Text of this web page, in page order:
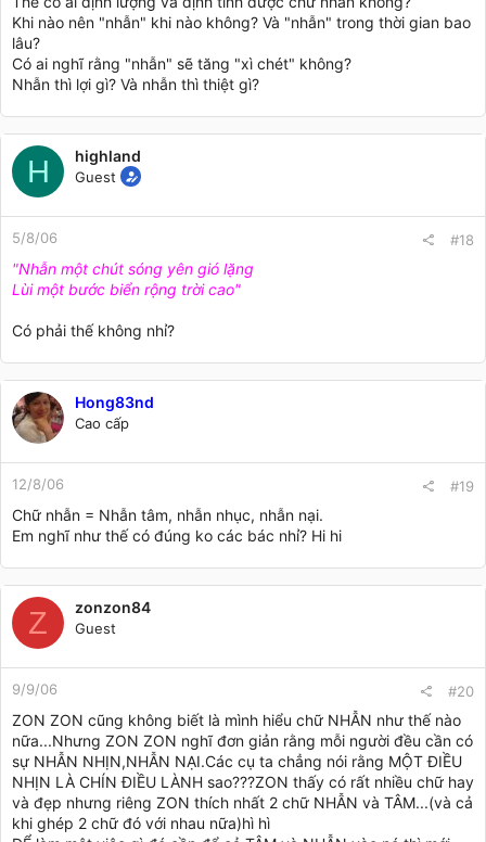
Khi nào nên "nhẫn" khi nào không? Và "nhẫn" trong thời gian bao
lâu?
Có ai nghĩ rằng "nhẫn" sẽ tăng "xì chét" không?
Nhẫn thì lợi gì? Và nhẫn thì thiệt gì?
H highland
Guest
5/8/06 #18
"Nhẫn một chút sóng yên gió lặng
Lùi một bước biển rộng trời cao"
Có phải thế không nhỉ?
Hong83nd
Cao cấp
12/8/06 #19
Chữ nhẫn = Nhẫn tâm, nhẫn nhục, nhẫn nại.
Em nghĩ như thế có đúng ko các bác nhỉ? Hi hi
Z zonzon84
Guest
9/9/06 #20
ZON ZON cũng không biết là mình hiểu chữ NHẪN như thế nào
nữa...Nhưng ZON ZON nghĩ đơn giản rằng mỗi người đều cần có
sự NHẪN NHỊN,NHẪN NẠI.Các cụ ta chẳng nói rằng MỘT ĐIỀU
NHỊN LÀ CHÍN ĐIỀU LÀNH sao???ZON thấy có rất nhiều chữ hay
và đẹp nhưng riêng ZON thích nhất 2 chữ NHẪN và TÂM...(và cả
khi ghép 2 chữ đó với nhau nữa)hì hì